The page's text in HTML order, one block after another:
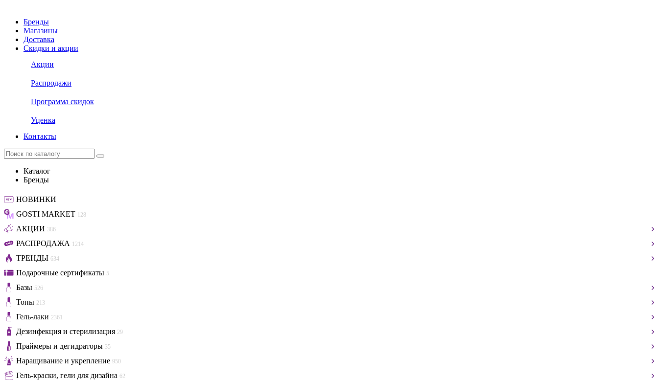
Бренды
Магазины
Доставка
Скидки и акции
Акции
Распродажи
Программа скидок
Уценка
Контакты
Каталог
Бренды
НОВИНКИ
GOSTI MARKET 128
АКЦИИ 386
РАСПРОДАЖА 1214
ТРЕНДЫ 634
Подарочные сертификаты 5
Базы 526
Топы 213
Гель-лаки 2361
Дезинфекция и стерилизация 29
Праймеры и дегидраторы 35
Наращивание и укрепление 950
Гель-краски, гели для дизайна 62